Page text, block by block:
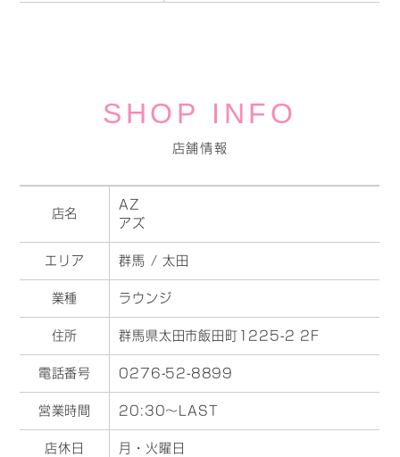
SHOP INFO
店舗情報
店名
AZ
アズ
エリア 群馬 / 太田
業種 ラウンジ
住所 群馬県太田市飯田町1225-2 2F
電話番号 0276-52-8899
営業時間 20:30～LAST
店休日 月・火曜日